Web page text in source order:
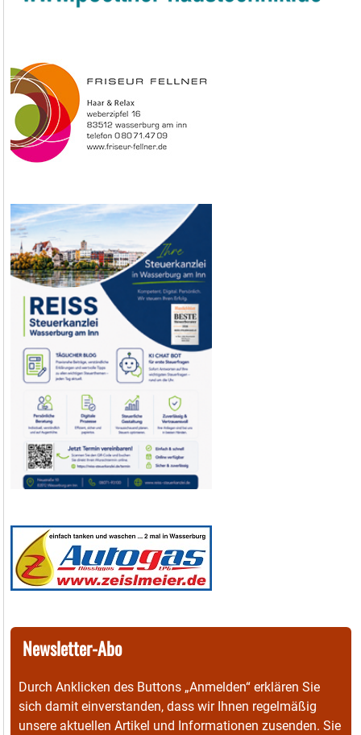
Newsletter-Abo
Durch Anklicken des Buttons „Anmelden“ erklären Sie
sich damit einverstanden, dass wir Ihnen regelmäßig
unsere aktuellen Artikel und Informationen zusenden. Sie